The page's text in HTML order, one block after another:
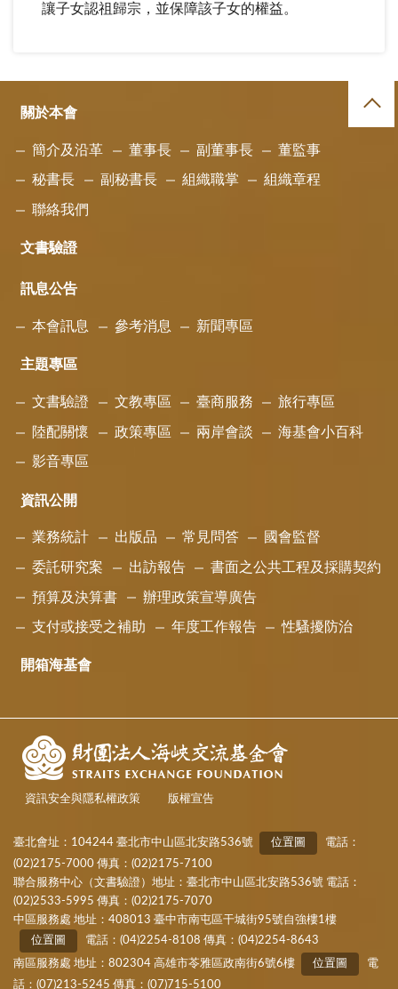
讓子女認祖歸宗，並保障該子女的權益。
關於本會
簡介及沿革 董事長 副董事長 董監事
秘書長 副秘書長 組織職掌 組織章程
聯絡我們
文書驗證
訊息公告
本會訊息 參考消息 新聞專區
主題專區
文書驗證 文教專區 臺商服務 旅行專區
陸配關懷 政策專區 兩岸會談 海基會小百科
影音專區
資訊公開
業務統計 出版品 常見問答 國會監督
委託研究案 出訪報告 書面之公共工程及採購契約
預算及決算書 辦理政策宣導廣告
支付或接受之補助 年度工作報告 性騷擾防治
開箱海基會
資訊安全與隱私權政策 版權宣告
臺北會址：104244 臺北市中山區北安路536號 位置圖
電話：
(02)2175-7000 傳真：(02)2175-7100
聯合服務中心（文書驗證）地址：臺北市中山區北安路536號 電話：
(02)2533-5995 傳真：(02)2175-7070
中區服務處 地址：408013 臺中市南屯區干城街95號自強樓1樓
位置圖
電話：(04)2254-8108 傳真：(04)2254-8643
南區服務處 地址：802304 高雄市苓雅區政南街6號6樓
位置圖
電
話：(07)213-5245 傳真：(07)715-5100